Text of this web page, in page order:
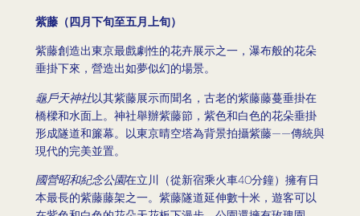
紫藤（四月下旬至五月上旬）
紫藤創造出東京最戲劇性的花卉展示之一，瀑布般的花朵
垂掛下來，營造出如夢似幻的場景。
龜戶天神社以其紫藤展示而聞名，古老的紫藤藤蔓垂掛在
橋樑和水面上。神社舉辦紫藤節，紫色和白色的花朵垂掛
形成隧道和簾幕。以東京晴空塔為背景拍攝紫藤——傳統與
現代的完美並置。
國營昭和紀念公園在立川（從新宿乘火車40分鐘）擁有日
本最長的紫藤藤架之一。紫藤隧道延伸數十米，遊客可以